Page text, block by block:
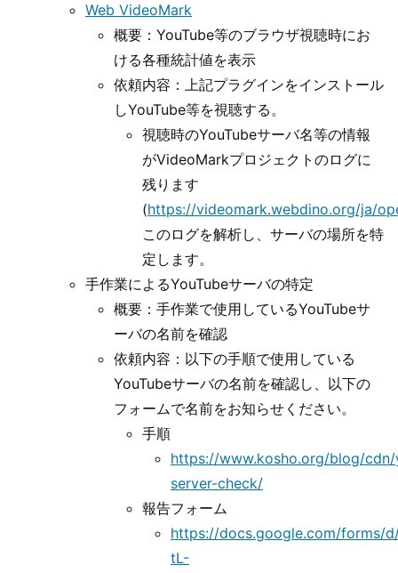
Web VideoMark
概要：YouTube等のブラウザ視聴時にお
ける各種統計値を表示
依頼内容：上記プラグインをインストール
しYouTube等を視聴する。
視聴時のYouTubeサーバ名等の情報
がVideoMarkプロジェクトのログに
残ります
(https://videomark.webdino.org/ja/
このログを解析し、サーバの場所を特
定します。
手作業によるYouTubeサーバの特定
概要：手作業で使用しているYouTubeサ
ーバの名前を確認
依頼内容：以下の手順で使用している
YouTubeサーバの名前を確認し、以下の
フォームで名前をお知らせください。
手順
https://www.kosho.org/blog/
server-check/
報告フォーム
https://docs.google.com/forms/d/
tL-